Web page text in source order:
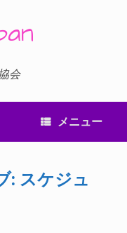
会
メニュー
: スケジュ